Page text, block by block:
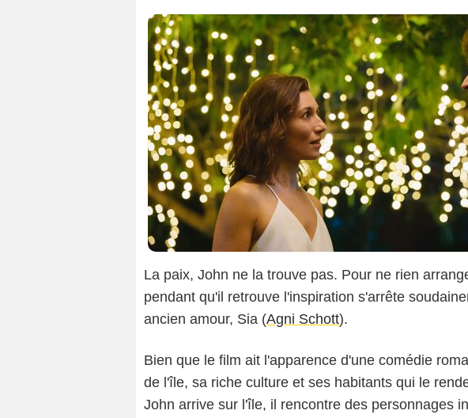
La paix, John ne la trouve pas. Pour ne rien
pendant qu'il retrouve l'inspiration s'arrête
ancien amour, Sia (Agni Schott).
Bien que le film ait l'apparence d'une comédie
de l'île, sa riche culture et ses habitants qui le
John arrive sur l'île, il rencontre des personnages